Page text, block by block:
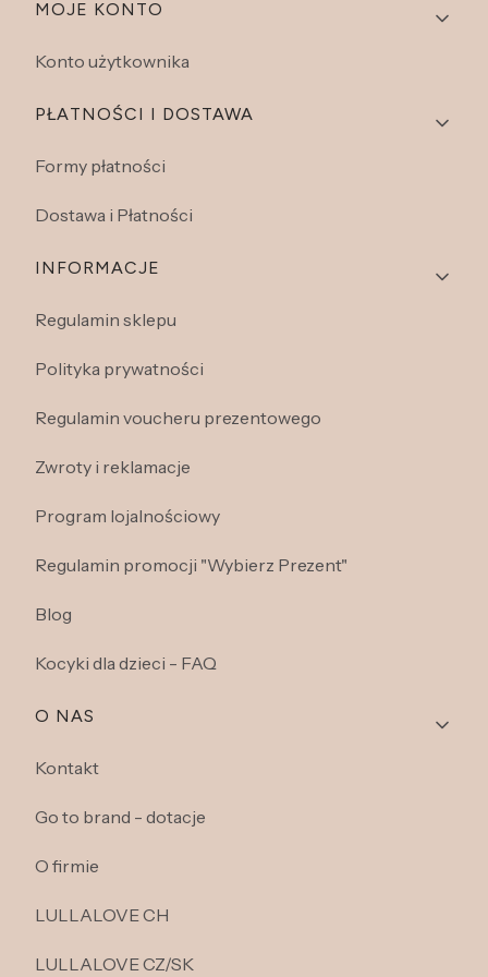
Linki w stopce
MOJE KONTO
Konto użytkownika
PŁATNOŚCI I DOSTAWA
Formy płatności
Dostawa i Płatności
INFORMACJE
Regulamin sklepu
Polityka prywatności
Regulamin voucheru prezentowego
Zwroty i reklamacje
Program lojalnościowy
Regulamin promocji "Wybierz Prezent"
Blog
Kocyki dla dzieci - FAQ
O NAS
Kontakt
Go to brand - dotacje
O firmie
LULLALOVE CH
LULLALOVE CZ/SK